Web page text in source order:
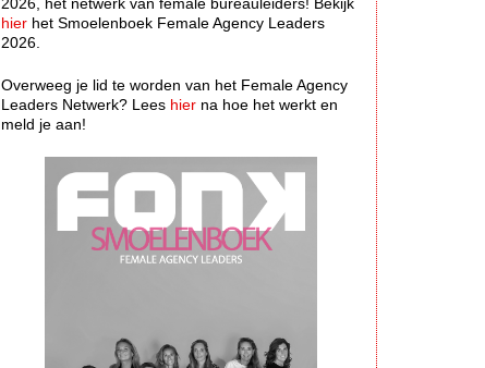
hier het Smoelenboek Female Agency Leaders
2026.
Overweeg je lid te worden van het Female Agency
Leaders Netwerk? Lees hier na hoe het werkt en
meld je aan!